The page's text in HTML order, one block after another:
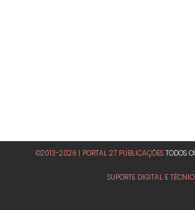
©2013-2026 | PORTAL 27 PUBLICAÇÕES TODOS
SUPORTE DIGITAL E